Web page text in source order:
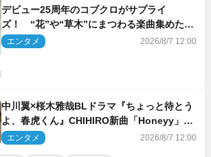
デビュー25周年のコブクロがサプライ
ズ！ “花”や“草木”にまつわる楽曲集めた新
コンセプトアルバムを“花の日”に配信リリー
ス
エンタメ 2026/8/7 12:00
中川翼×桜木雅哉BLドラマ『ちょっと待とう
よ、春虎くん』CHIHIRO新曲「Honeyy」が
ED主題歌に決定！
エンタメ 2026/8/7 12:00